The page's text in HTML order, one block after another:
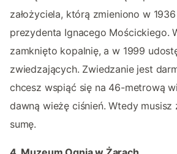
założyciela, którą zmieniono w
prezydenta Ignacego Mościckiego.
zamknięto kopalnię, a w 1999
zwiedzających. Zwiedzanie jest
chcesz wspiąć się na 46-metrową
dawną wieżę ciśnień. Wtedy musisz
sumę.